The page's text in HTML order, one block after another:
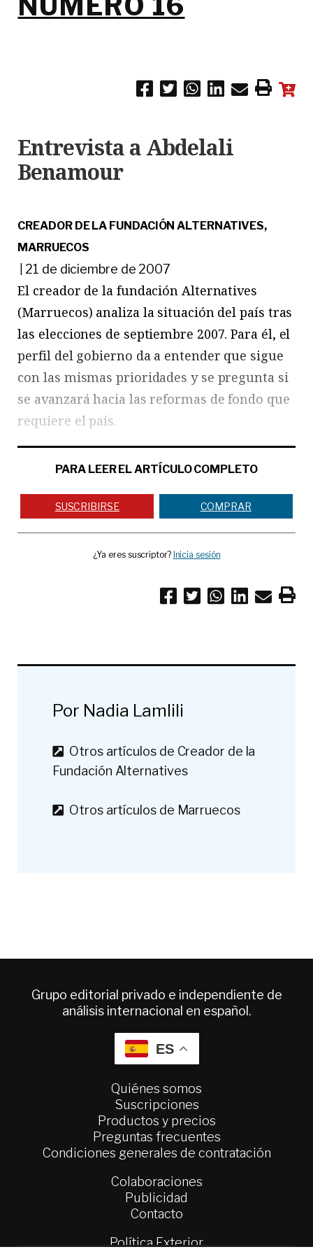
Entrevista a Abdelali
Benamour
CREADOR DE LA FUNDACIÓN ALTERNATIVES,
MARRUECOS
21 de diciembre de 2007
El creador de la fundación Alternatives
(Marruecos) analiza la situación del país tras
las elecciones de septiembre 2007. Para él, el
perfil del gobierno da a entender que sigue
con las mismas prioridades y se pregunta si
se avanzará hacia las reformas de fondo que
requiere el país.
PARA LEER EL ARTÍCULO COMPLETO
SUSCRIBIRSE COMPRAR
¿Ya eres suscriptor? Inicia sesión
Por Nadia Lamlili
Otros artículos de Creador de la
Fundación Alternatives
Otros artículos de Marruecos
Grupo editorial privado e independiente de
análisis internacional en español.
ES
Quiénes somos
Suscripciones
Productos y precios
Preguntas frecuentes
Condiciones generales de contratación
Colaboraciones
Publicidad
Contacto
Política Exterior